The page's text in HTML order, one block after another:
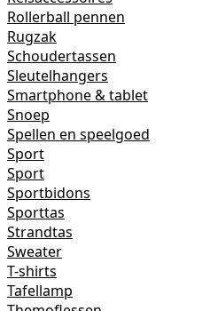
Rollerball pennen
Rugzak
Schoudertassen
Sleutelhangers
Smartphone & tablet
Snoep
Spellen en speelgoed
Sport
Sport
Sportbidons
Sporttas
Strandtas
Sweater
T-shirts
Tafellamp